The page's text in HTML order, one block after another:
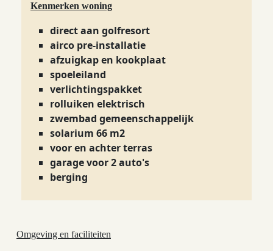
Kenmerken woning
direct aan golfresort
airco pre-installatie
afzuigkap en kookplaat
spoeleiland
verlichtingspakket
rolluiken elektrisch
zwembad gemeenschappelijk
solarium 66 m2
voor en achter terras
garage voor 2 auto's
berging
Omgeving en faciliteiten